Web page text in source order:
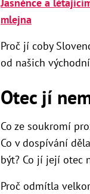
Jasněnce a
mlejna
Proč jí coby
od našich
Otec jí
Co ze soukromí
Co v dospívání
být? Co jí její otec
Proč odmítla